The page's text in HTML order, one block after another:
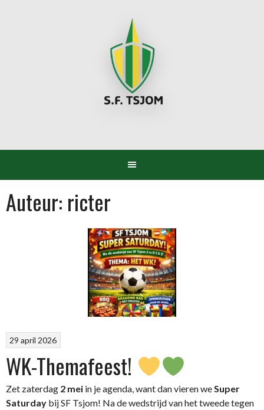
Auteur: ricter
29 april 2026
WK-Themafeest!
Zet zaterdag 2 mei in je agenda, want dan vieren we Super
Saturday bij SF Tsjom! Na de wedstrijd van het tweede tegen